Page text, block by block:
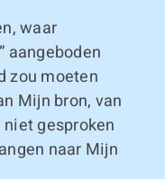
waar
aangeboden
zou moeten
Mijn bron, van
gesproken
naar Mijn